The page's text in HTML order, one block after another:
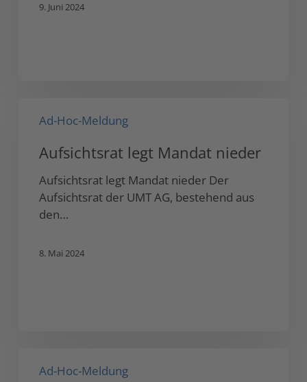
9. Juni 2024
nieder
Ad-Hoc-Meldung
Aufsichtsrat legt Mandat nieder
Aufsichtsrat legt Mandat nieder Der
Aufsichtsrat der UMT AG, bestehend aus
den…
8. Mai 2024
München
Ad-Hoc-Meldung